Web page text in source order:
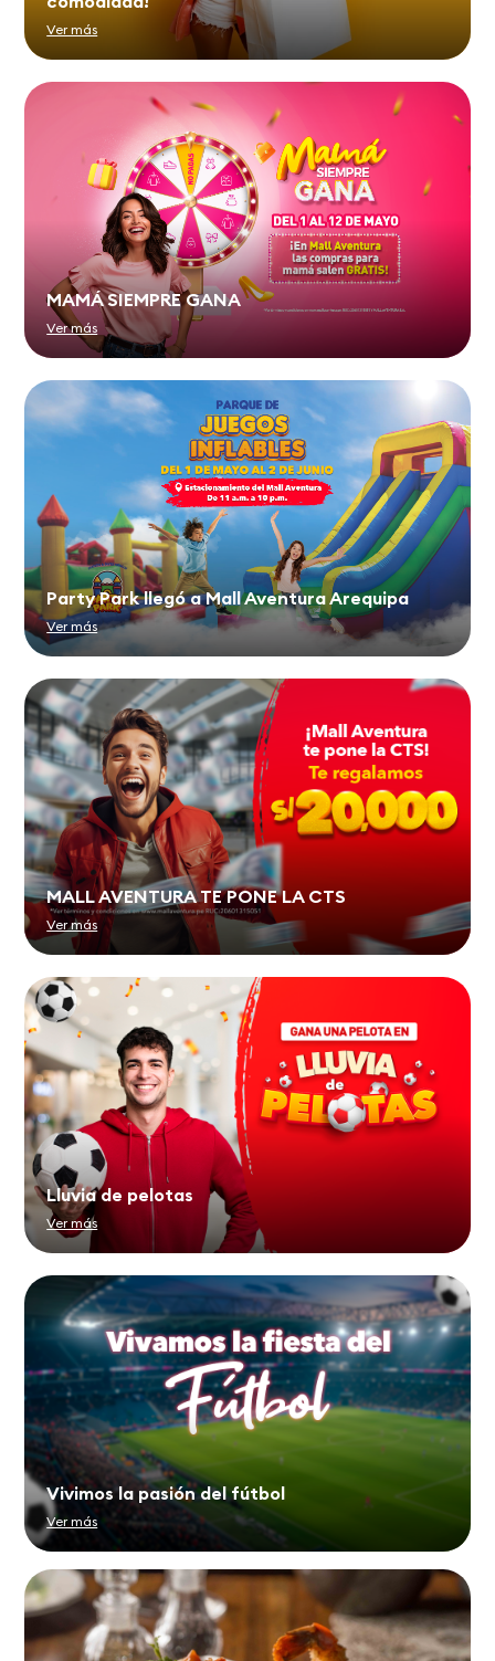
Ver más
MAMÁ SIEMPRE GANA
Ver más
Party Park llegó a Mall Aventura Arequipa
Ver más
MALL AVENTURA TE PONE LA CTS
Ver más
Lluvia de pelotas
Ver más
Vivimos la pasión del fútbol
Ver más